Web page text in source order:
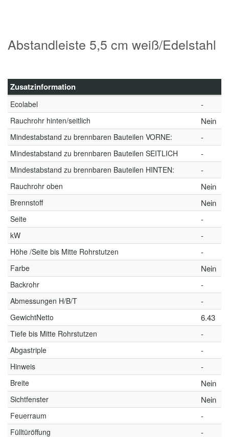
Abstandleiste 5,5 cm weiß/Edelstahl
Zusatzinformation
Ecolabel -
Rauchrohr hinten/seitlich Nein
Mindestabstand zu brennbaren Bauteilen VORNE: -
Mindestabstand zu brennbaren Bauteilen SEITLICH -
Mindestabstand zu brennbaren Bauteilen HINTEN: -
Rauchrohr oben Nein
Brennstoff Nein
Seite -
kW -
Höhe /Seite bis Mitte Rohrstutzen -
Farbe Nein
Backrohr -
Abmessungen H/B/T -
GewichtNetto 6.43
Tiefe bis Mitte Rohrstutzen -
Abgastriple -
Hinweis -
Breite Nein
Sichtfenster Nein
Feuerraum -
Fülltüröffung -